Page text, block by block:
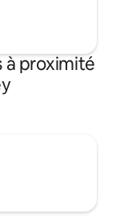
à proximité